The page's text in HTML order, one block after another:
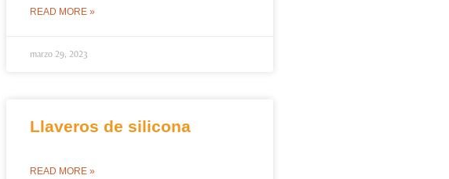
READ MORE »
marzo 29, 2023
Llaveros de silicona
READ MORE »